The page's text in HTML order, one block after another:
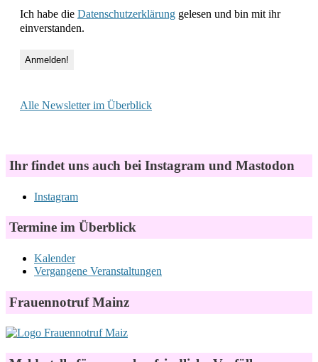
Ich habe die Datenschutzerklärung gelesen und bin mit ihr
einverstanden.
Alle Newsletter im Überblick
Ihr findet uns auch bei Instagram und Mastodon
Instagram
Termine im Überblick
Kalender
Vergangene Veranstaltungen
Frauennotruf Mainz